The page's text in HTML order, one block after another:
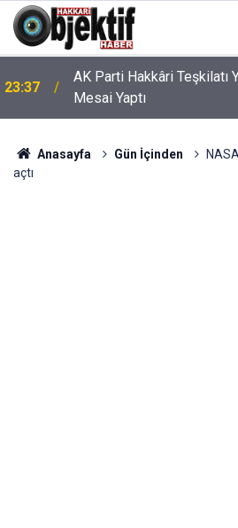
23:37
AK Parti Hakkâri Teşkilatı
Mesai Yaptı
Anasayfa Gün İçinden
açtı